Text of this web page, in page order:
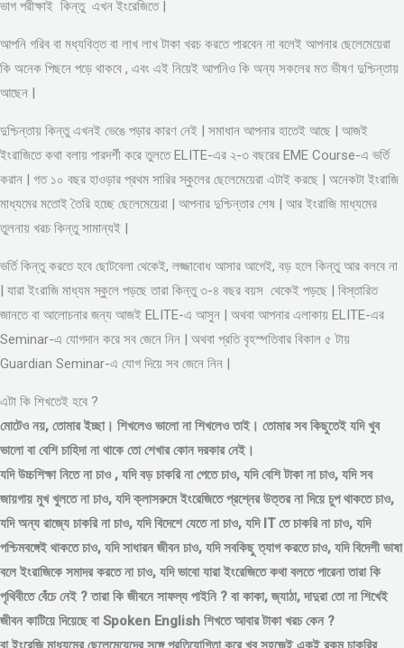
ভাগ পরীক্ষাই কিন্তু এখন ইংরেজিতে |
আপনি গরিব বা মধ্যবিত্ত বা লাখ লাখ টাকা খরচ করতে পারবেন না বলেই আপনার ছেলেমেয়েরা
কি অনেক পিছনে পড়ে থাকবে , এবং এই নিয়েই আপনিও কি অন্য সকলের মত ভীষণ দুশ্চিন্তায়
আছেন |
দুশ্চিন্তায় কিন্তু এখনই ভেঙে পড়ার কারণ নেই | সমাধান আপনার হাতেই আছে | আজই
ইংরাজিতে কথা বলায় পারদর্শী করে তুলতে ELITE-এর ২-৩ বছরের EME Course-এ ভর্তি
করান | গত ১০ বছর হাওড়ার প্রথম সারির স্কুলের ছেলেমেয়েরা এটাই করছে | অনেকটা ইংরাজি
মাধ্যমের মতোই তৈরি হচ্ছে ছেলেমেয়েরা | আপনার দুশ্চিন্তার শেষ | আর ইংরাজি মাধ্যমের
তুলনায় খরচ কিন্তু সামান্যই |
ভর্তি কিন্তু করতে হবে ছোটবেলা থেকেই, লজ্জাবোধ আসার আগেই, বড় হলে কিন্তু আর বলবে না
| যারা ইংরাজি মাধ্যম স্কুলে পড়ছে তারা কিন্তু ৩-৪ বছর বয়স থেকেই পড়ছে | বিস্তারিত
জানতে বা আলোচনার জন্য আজই ELITE-এ আসুন | অথবা আপনার এলাকায় ELITE-এর
Seminar-এ যোগদান করে সব জেনে নিন | অথবা প্রতি বৃহস্পতিবার বিকাল ৫ টায়
Guardian Seminar-এ যোগ দিয়ে সব জেনে নিন |
এটা কি শিখতেই হবে ?
মোটেও নয়, তোমার ইচ্ছা। শিখলেও ভালো না শিখলেও তাই। তোমার সব কিছুতেই যদি খুব
ভালো বা বেশি চাহিদা না থাকে তো শেখার কোন দরকার নেই।
যদি উচ্চশিক্ষা নিতে না চাও , যদি বড় চাকরি না পেতে চাও, যদি বেশি টাকা না চাও, যদি সব
জায়গায় মুখ খুলতে না চাও, যদি ক্লাসরুমে ইংরেজিতে প্রশ্নের উত্তর না দিয়ে চুপ থাকতে চাও,
যদি অন্য রাজ্যে চাকরি না চাও, যদি বিদেশে যেতে না চাও, যদি IT তে চাকরি না চাও, যদি
পশ্চিমবঙ্গেই থাকতে চাও, যদি সাধারন জীবন চাও, যদি সবকিছু ত্যাগ করতে চাও, যদি বিদেশী ভাষা
বলে ইংরাজিকে সমাদর করতে না চাও, যদি ভাবো যারা ইংরেজিতে কথা বলতে পারেনা তারা কি
পৃথিবীতে বেঁচে নেই ? তারা কি জীবনে সাফল্য পাইনি ? বা কাকা, জ্যাঠা, দাদুরা তো না শিখেই
জীবন কাটিয়ে দিয়েছে বা Spoken English শিখতে আবার টাকা খরচ কেন ?